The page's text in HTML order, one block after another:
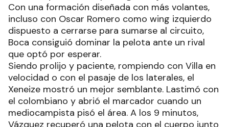
Con una formación diseñada con más volantes,
incluso con Oscar Romero como wing izquierdo
dispuesto a cerrarse para sumarse al circuito,
Boca consiguió dominar la pelota ante un rival
que optó por esperar.
Siendo prolijo y paciente, rompiendo con Villa en
velocidad o con el pasaje de los laterales, el
Xeneize mostró un mejor semblante. Lastimó con
el colombiano y abrió el marcador cuando un
mediocampista pisó el área. A los 9 minutos,
Vázquez recuperó una pelota con el cuerpo junto